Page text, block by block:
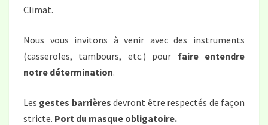
Climat.
Nous vous invitons à venir avec des instruments
(casseroles, tambours, etc.) pour faire entendre
notre détermination.
Les gestes barrières devront être respectés de façon
stricte. Port du masque obligatoire.